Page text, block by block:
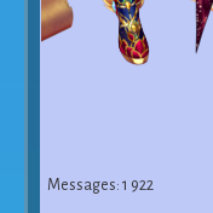
Messages: 1 922